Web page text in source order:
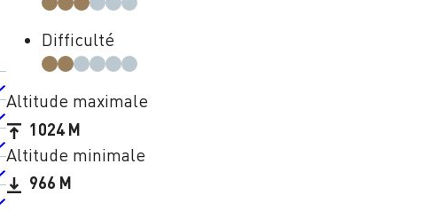
Difficulté
Altitude maximale
1024 M
Altitude minimale
966 M